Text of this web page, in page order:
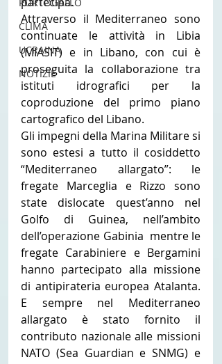
CLIMA
UCRAINA
NOTIZIE
Attraverso il Mediterraneo sono
continuate le attività in Libia
(MIASIT) e in Libano, con cui è
proseguita la collaborazione tra
istituti idrografici per la
coproduzione del primo piano
cartografico del Libano.
Gli impegni della Marina Militare si
sono estesi a tutto il cosiddetto
“Mediterraneo allargato”: le
fregate Marceglia e Rizzo sono
state dislocate quest’anno nel
Golfo di Guinea, nell’ambito
dell’operazione Gabinia  mentre le
fregate Carabiniere e Bergamini
hanno partecipato alla missione
di antipirateria europea Atalanta.
E sempre nel Mediterraneo
allargato è stato fornito il
contributo nazionale alle missioni
NATO (Sea Guardian e SNMG) e